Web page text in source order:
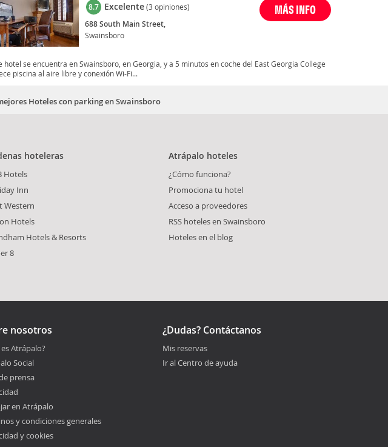
8.7 Excelente(3 opiniones)
688 South Main Street,
Swainsboro
MÁS INFO
hotel se encuentra en Swainsboro, en Georgia, y a 5 minutos en coche del East Georgia College
piscina al aire libre y conexión Wi-Fi...
Hoteles con parking en Swainsboro
hoteleras
Hotels
Inn
Western
Hotels
Hotels & Resorts
8
Atrápalo hoteles
¿Cómo funciona?
Promociona tu hotel
Acceso a proveedores
RSS hoteles en Swainsboro
Hoteles en el blog
nosotros
Atrápalo?
Social
prensa
en Atrápalo
y condiciones generales
y cookies
¿Dudas? Contáctanos
Mis reservas
Ir al Centro de ayuda